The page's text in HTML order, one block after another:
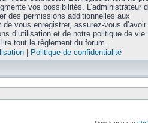
vos possibilités. L’administrateur
des permissions additionnelles aux
vous enregistrer, assurez-vous
d’utilisation et de notre politique de vie
tout le règlement du forum.
Politique de confidentialité